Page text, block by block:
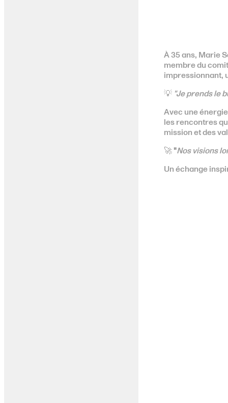
À 35 ans, Marie
membre du
impressionnant,
💡 "Je prends le
Avec une
les rencontres
mission et des
🚀"Nos visions
Un échange